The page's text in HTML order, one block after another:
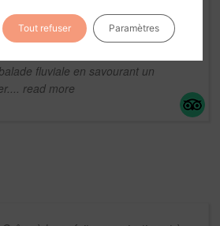
Une journée séminaire à bord et c'est
fluviale en savourant un
... read more
Tout refuser Paramètres